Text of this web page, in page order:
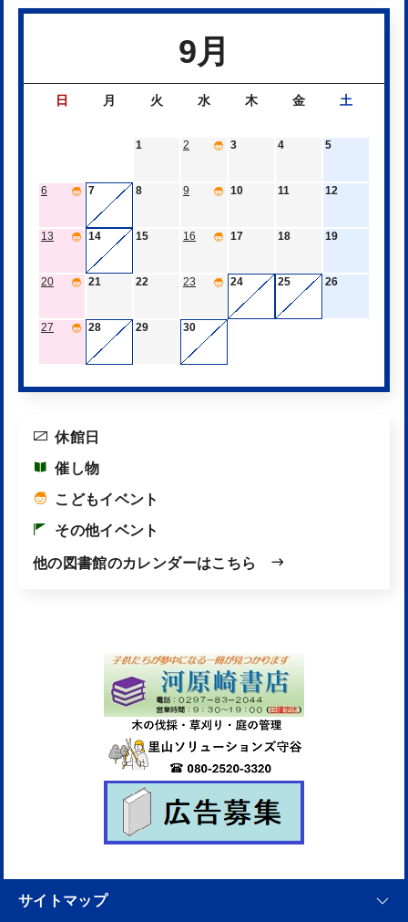
2026年07月01日
案内
2026年06月30日
案内
「図書館を使った調べる学習コンクール」入賞作品
を展示します！
夏休みの「こどもの居場所」が図書館に！
9月
日 月 火 水 木 金 土
1 2 3 4 5
6 7 8 9 10 11 12
13 14 15 16 17 18 19
20 21 22 23 24 25 26
27 28 29 30
休館日
催し物
こどもイベント
その他イベント
他の図書館のカレンダーはこちら
サイトマップ